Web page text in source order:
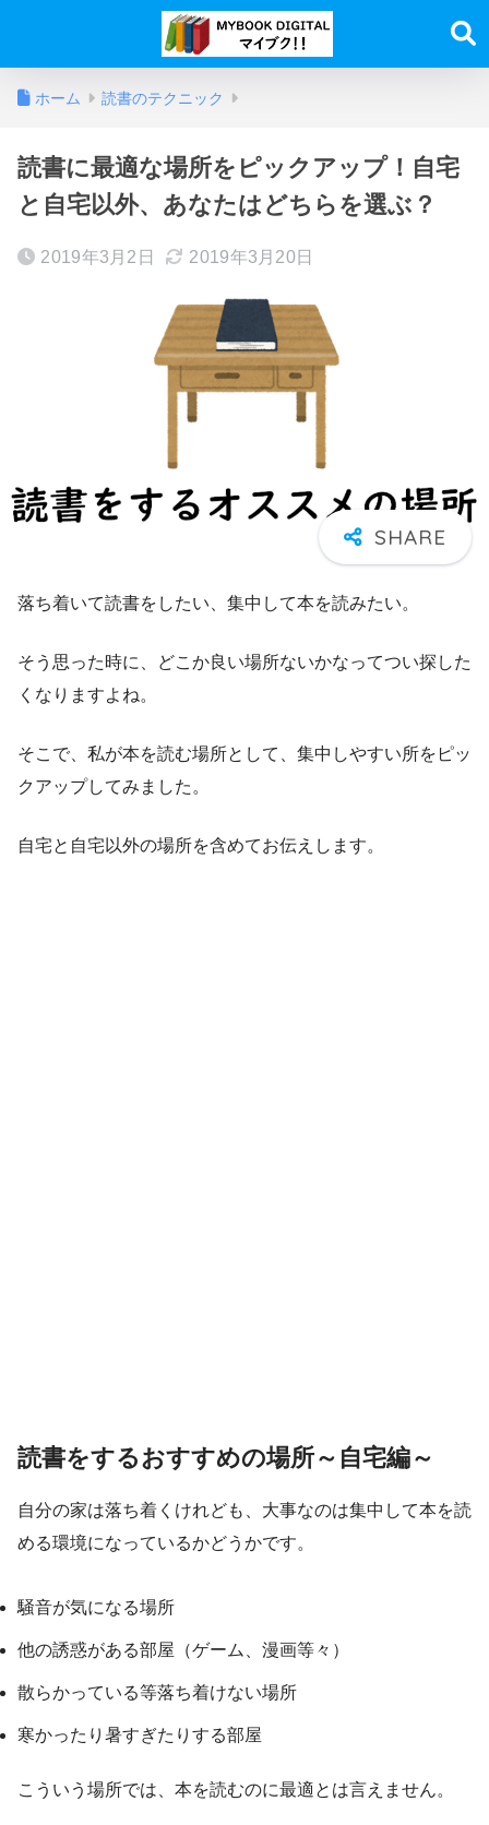
ホーム 読書のテクニック
読書に最適な場所をピックアップ！自宅
と自宅以外、あなたはどちらを選ぶ？
2019年3月2日 2019年3月20日
落ち着いて読書をしたい、集中して本を読みたい。
そう思った時に、どこか良い場所ないかなってつい探した
くなりますよね。
そこで、私が本を読む場所として、集中しやすい所をピッ
クアップしてみました。
自宅と自宅以外の場所を含めてお伝えします。
読書をするおすすめの場所～自宅編～
自分の家は落ち着くけれども、大事なのは集中して本を読
める環境になっているかどうかです。
騒音が気になる場所
他の誘惑がある部屋（ゲーム、漫画等々）
散らかっている等落ち着けない場所
寒かったり暑すぎたりする部屋
こういう場所では、本を読むのに最適とは言えません。